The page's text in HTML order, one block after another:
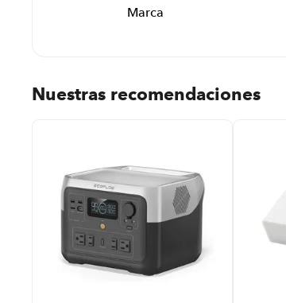
Marca
Nuestras recomendaciones